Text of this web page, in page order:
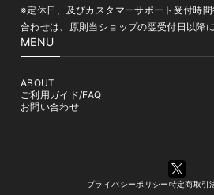
※定休日、及びカスタマーサポート受付時
合わせは、原則当ショップの翌受付日以降
MENU
ABOUT
ご利用ガイド/FAQ
お問い合わせ
プライバシーポリシー特定商取引